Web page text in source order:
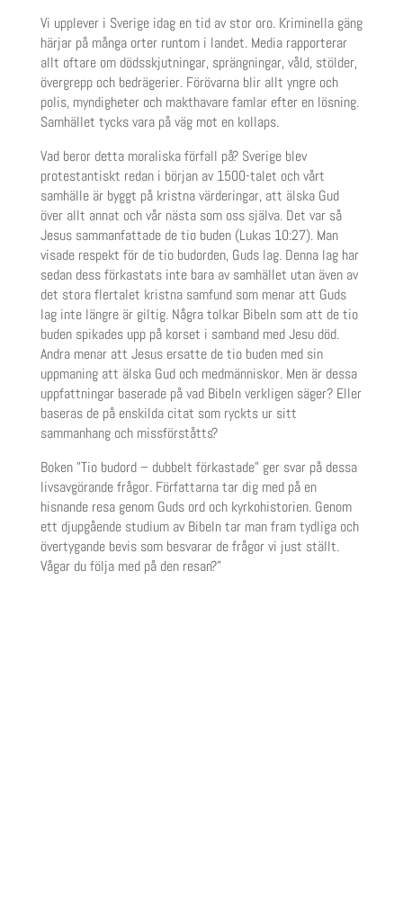
Vi upplever i Sverige idag en tid av stor oro. Kriminella gäng
härjar på många orter runtom i landet. Media rapporterar
allt oftare om dödsskjutningar, sprängningar, våld, stölder,
övergrepp och bedrägerier. Förövarna blir allt yngre och
polis, myndigheter och makthavare famlar efter en lösning.
Samhället tycks vara på väg mot en kollaps.
Vad beror detta moraliska förfall på? Sverige blev
protestantiskt redan i början av 1500-talet och vårt
samhälle är byggt på kristna värderingar, att älska Gud
över allt annat och vår nästa som oss själva. Det var så
Jesus sammanfattade de tio buden (Lukas 10:27). Man
visade respekt för de tio budorden, Guds lag. Denna lag har
sedan dess förkastats inte bara av samhället utan även av
det stora flertalet kristna samfund som menar att Guds
lag inte längre är giltig. Några tolkar Bibeln som att de tio
buden spikades upp på korset i samband med Jesu död.
Andra menar att Jesus ersatte de tio buden med sin
uppmaning att älska Gud och medmänniskor. Men är dessa
uppfattningar baserade på vad Bibeln verkligen säger? Eller
baseras de på enskilda citat som ryckts ur sitt
sammanhang och missförståtts?
Boken ”Tio budord – dubbelt förkastade” ger svar på dessa
livsavgörande frågor. Författarna tar dig med på en
hisnande resa genom Guds ord och kyrkohistorien. Genom
ett djupgående studium av Bibeln tar man fram tydliga och
övertygande bevis som besvarar de frågor vi just ställt.
Vågar du följa med på den resan?”